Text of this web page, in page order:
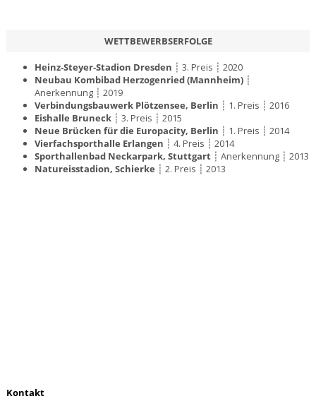
WETTBEWERBSERFOLGE
Heinz-Steyer-Stadion Dresden ┊ 3. Preis ┊ 2020
Neubau Kombibad Herzogenried (Mannheim) ┊
Anerkennung ┊ 2019
Verbindungsbauwerk Plötzensee, Berlin ┊ 1. Preis ┊ 2016
Eishalle Bruneck ┊ 3. Preis ┊ 2015
Neue Brücken für die Europacity, Berlin ┊ 1. Preis ┊ 2014
Vierfachsporthalle Erlangen ┊ 4. Preis ┊ 2014
Sporthallenbad Neckarpark, Stuttgart ┊ Anerkennung ┊ 2013
Natureisstadion, Schierke ┊ 2. Preis ┊ 2013
Kontakt